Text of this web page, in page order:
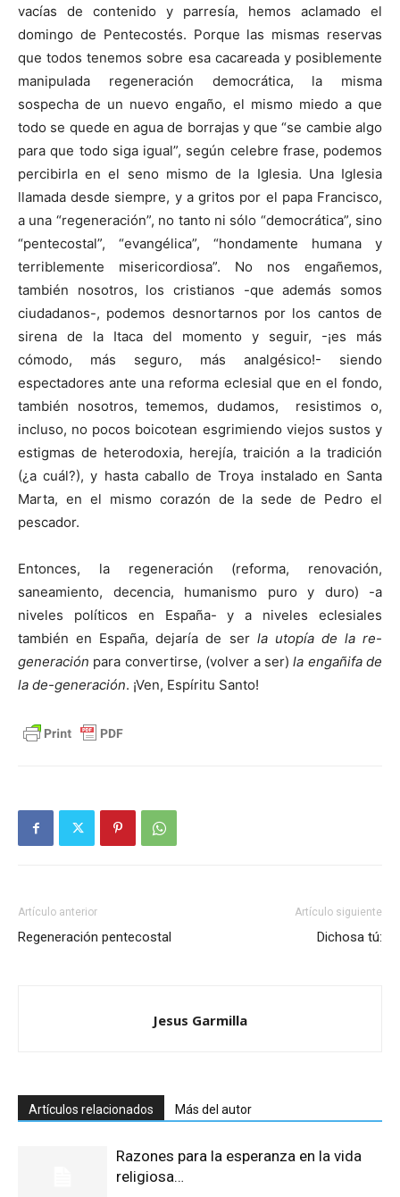
vacías de contenido y parresía, hemos aclamado el
domingo de Pentecostés. Porque las mismas reservas
que todos tenemos sobre esa cacareada y posiblemente
manipulada regeneración democrática, la misma
sospecha de un nuevo engaño, el mismo miedo a que
todo se quede en agua de borrajas y que “se cambie algo
para que todo siga igual”, según celebre frase, podemos
percibirla en el seno mismo de la Iglesia. Una Iglesia
llamada desde siempre, y a gritos por el papa Francisco,
a una “regeneración”, no tanto ni sólo “democrática”, sino
“pentecostal”, “evangélica”, “hondamente humana y
terriblemente misericordiosa”. No nos engañemos,
también nosotros, los cristianos -que además somos
ciudadanos-, podemos desnortarnos por los cantos de
sirena de la Itaca del momento y seguir, -¡es más
cómodo, más seguro, más analgésico!- siendo
espectadores ante una reforma eclesial que en el fondo,
también nosotros, tememos, dudamos, resistimos o,
incluso, no pocos boicotean esgrimiendo viejos sustos y
estigmas de heterodoxia, herejía, traición a la tradición
(¿a cuál?), y hasta caballo de Troya instalado en Santa
Marta, en el mismo corazón de la sede de Pedro el
pescador.
Entonces, la regeneración (reforma, renovación,
saneamiento, decencia, humanismo puro y duro) -a
niveles políticos en España- y a niveles eclesiales
también en España, dejaría de ser la utopía de la re-
generación para convertirse, (volver a ser)la engañifa de
la de-generación. ¡Ven, Espíritu Santo!
Artículo anterior
Regeneración pentecostal
Artículo siguiente
Dichosa tú:
Jesus Garmilla
Artículos relacionados Más del autor
Razones para la esperanza en la vida
religiosa…